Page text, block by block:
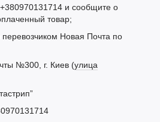
и сообщите о
товар;
Новая Почта по
№300, г. Киев (улица